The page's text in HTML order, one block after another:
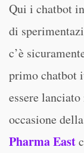
Qui i chatbot
di
c’è
primo chatbot
essere
occasione
Pharma East